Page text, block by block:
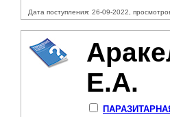
Дата поступления: 26-09-2022,
Е.А.